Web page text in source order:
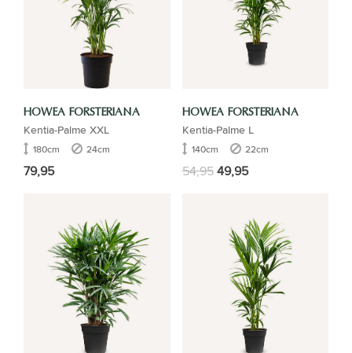
HOWEA FORSTERIANA
Kentia-Palme XXL
180cm 24cm
79,95
HOWEA FORSTERIANA
Kentia-Palme L
140cm 22cm
54,9549,95